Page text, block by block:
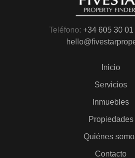
Teléfono: +34 605 30 01
Inicio
Servicios
Inmuebles
Propiedades
Quiénes
Contacto